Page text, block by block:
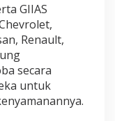
GIIAS
Renault,
secara
untuk